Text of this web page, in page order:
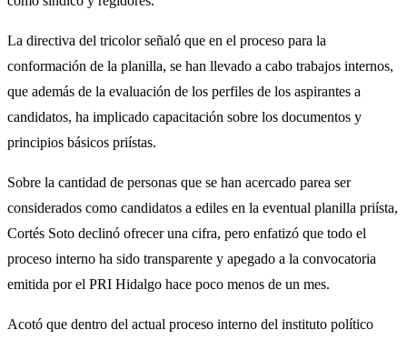
La directiva del tricolor señaló que en el proceso para la
conformación de la planilla, se han llevado a cabo trabajos internos,
que además de la evaluación de los perfiles de los aspirantes a
candidatos, ha implicado capacitación sobre los documentos y
principios básicos priístas.
Sobre la cantidad de personas que se han acercado parea ser
considerados como candidatos a ediles en la eventual planilla priísta,
Cortés Soto declinó ofrecer una cifra, pero enfatizó que todo el
proceso interno ha sido transparente y apegado a la convocatoria
emitida por el PRI Hidalgo hace poco menos de un mes.
Acotó que dentro del actual proceso interno del instituto político